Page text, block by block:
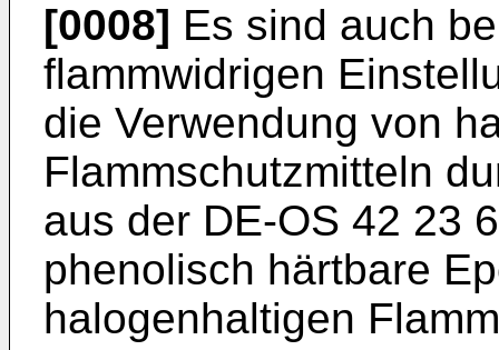
[0008] Es sind auch
flammwidrigen
die Verwendung von
Flammschutzmitteln
aus der DE-OS 42 23
phenolisch härtbare
halogenhaltigen